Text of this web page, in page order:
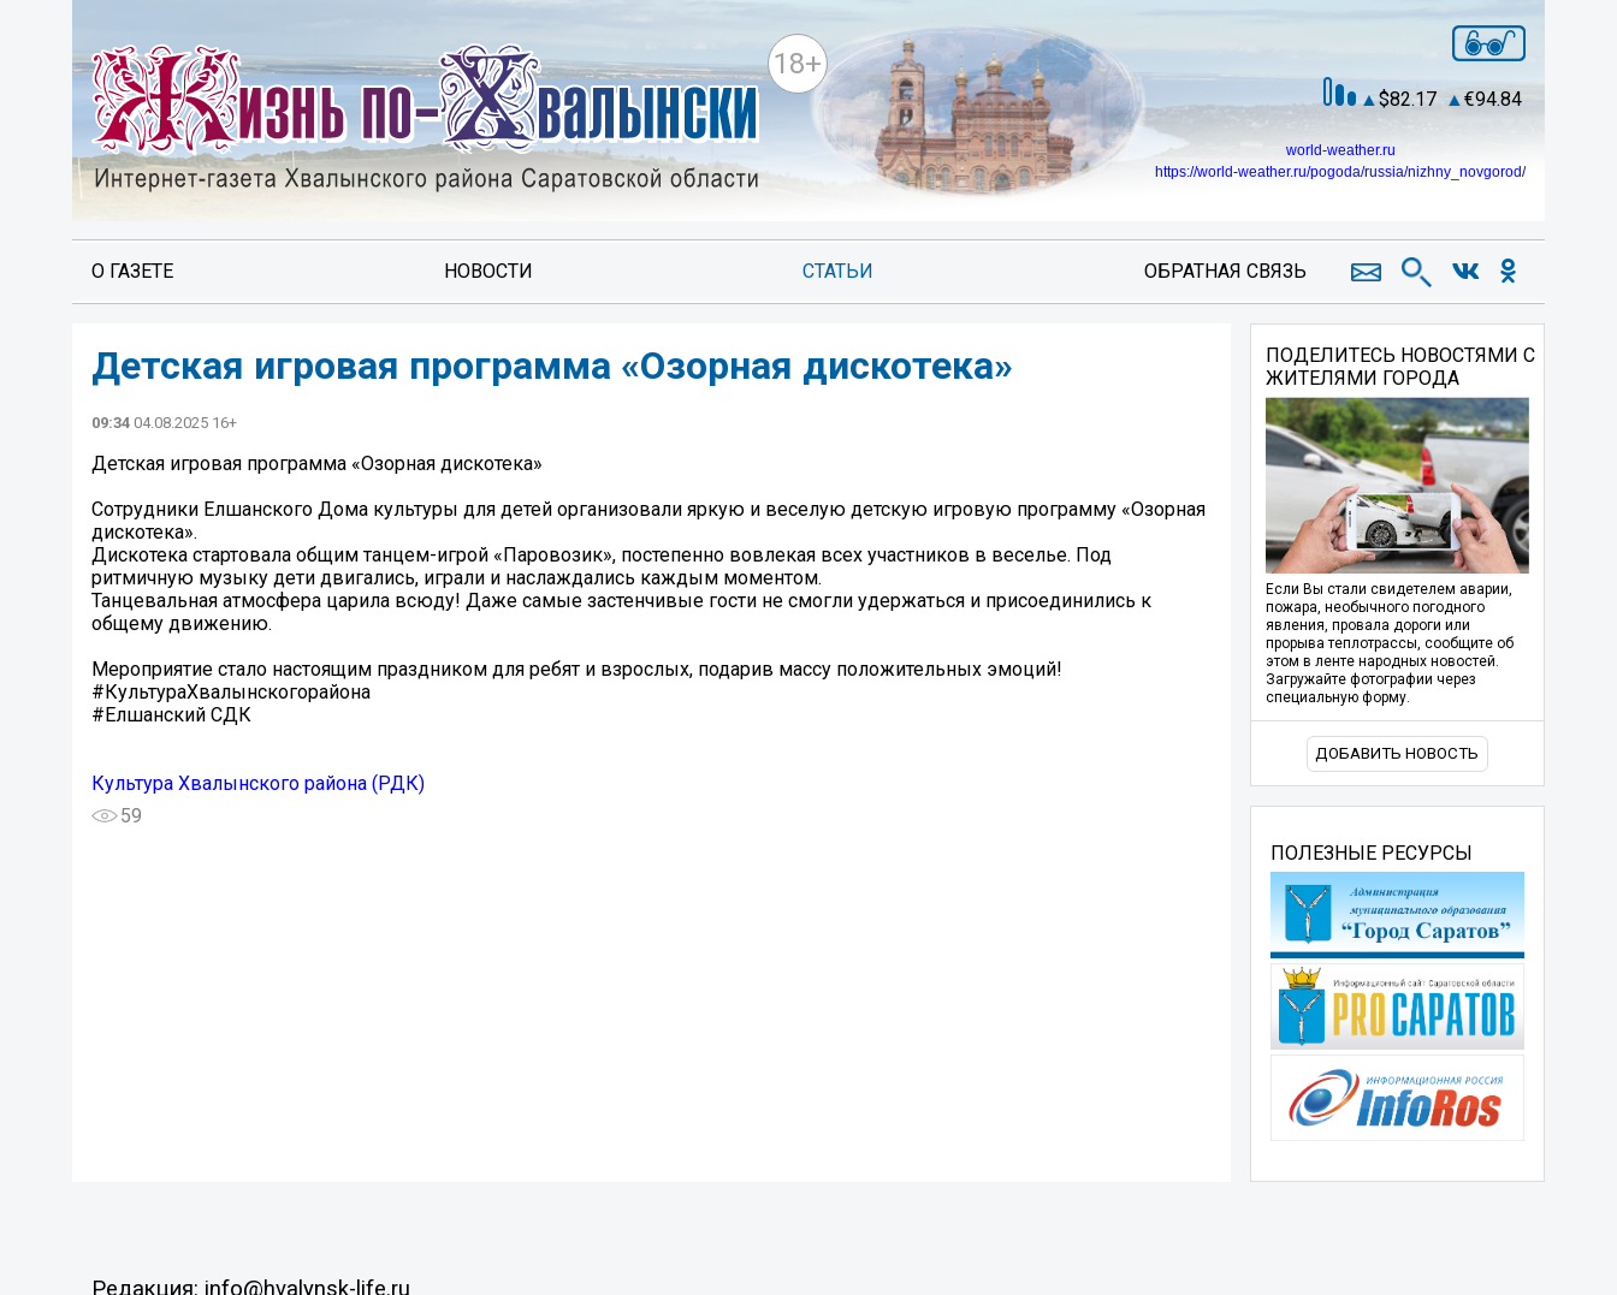
18+
82.17 94.84
world-weather.ru
https://world-weather.ru/pogoda/russia/nizhny_novgorod/
О ГАЗЕТЕ НОВОСТИ СТАТЬИ ОБРАТНАЯ СВЯЗЬ
Детская игровая программа «Озорная дискотека»
09:34 04.08.2025 16+
Детская игровая программа «Озорная дискотека»
Сотрудники Елшанского Дома культуры для детей организовали яркую и веселую детскую игровую программу «Озорная
дискотека».
Дискотека стартовала общим танцем-игрой «Паровозик», постепенно вовлекая всех участников в веселье. Под
ритмичную музыку дети двигались, играли и наслаждались каждым моментом.
Танцевальная атмосфера царила всюду! Даже самые застенчивые гости не смогли удержаться и присоединились к
общему движению.
Мероприятие стало настоящим праздником для ребят и взрослых, подарив массу положительных эмоций!
#КультураХвалынскогорайона
#Елшанский СДК
Культура Хвалынского района (РДК)
59
ПОДЕЛИТЕСЬ НОВОСТЯМИ С
ЖИТЕЛЯМИ ГОРОДА
Если Вы стали свидетелем аварии,
пожара, необычного погодного
явления, провала дороги или
прорыва теплотрассы, сообщите об
этом в ленте народных новостей.
Загружайте фотографии через
специальную форму.
ДОБАВИТЬ НОВОСТЬ
ПОЛЕЗНЫЕ РЕСУРСЫ
Редакция: info@hvalynsk-life.ru